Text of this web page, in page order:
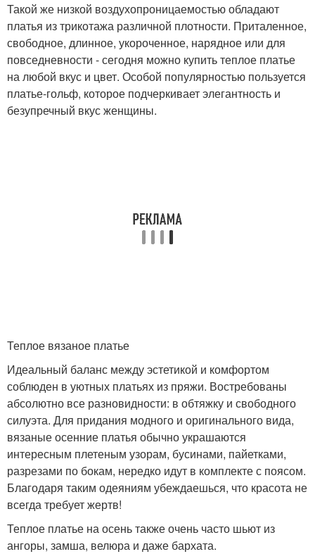
Такой же низкой воздухопроницаемостью обладают
платья из трикотажа различной плотности. Приталенное,
свободное, длинное, укороченное, нарядное или для
повседневности - сегодня можно купить теплое платье
на любой вкус и цвет. Особой популярностью пользуется
платье-гольф, которое подчеркивает элегантность и
безупречный вкус женщины.
Теплое вязаное платье
Идеальный баланс между эстетикой и комфортом
соблюден в уютных платьях из пряжи. Востребованы
абсолютно все разновидности: в обтяжку и свободного
силуэта. Для придания модного и оригинального вида,
вязаные осенние платья обычно украшаются
интересным плетеным узорам, бусинами, пайетками,
разрезами по бокам, нередко идут в комплекте с поясом.
Благодаря таким одеяниям убеждаешься, что красота не
всегда требует жертв!
Теплое платье на осень также очень часто шьют из
ангоры, замша, велюра и даже бархата.